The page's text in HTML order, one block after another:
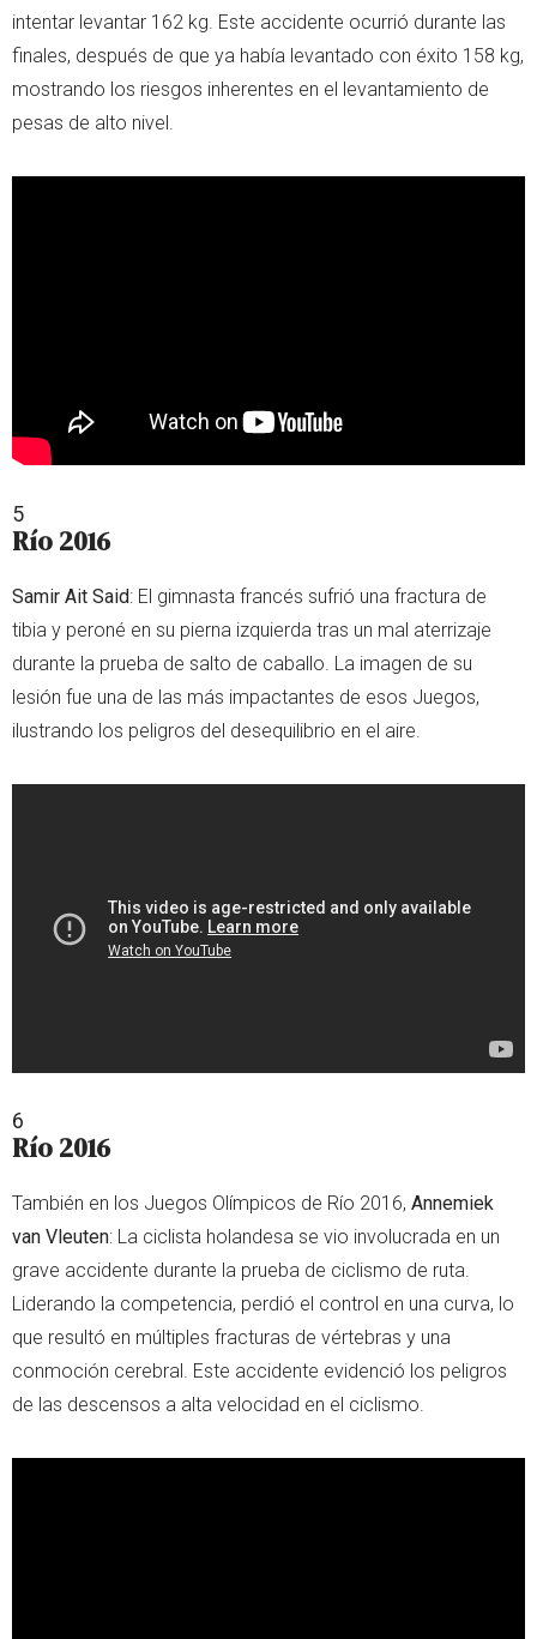
intentar levantar 162 kg. Este accidente ocurrió durante las
finales, después de que ya había levantado con éxito 158 kg,
mostrando los riesgos inherentes en el levantamiento de
pesas de alto nivel.
5
Río 2016
Samir Ait Said: El gimnasta francés sufrió una fractura de
tibia y peroné en su pierna izquierda tras un mal aterrizaje
durante la prueba de salto de caballo. La imagen de su
lesión fue una de las más impactantes de esos Juegos,
ilustrando los peligros del desequilibrio en el aire.
6
Río 2016
También en los Juegos Olímpicos de Río 2016, Annemiek
van Vleuten: La ciclista holandesa se vio involucrada en un
grave accidente durante la prueba de ciclismo de ruta.
Liderando la competencia, perdió el control en una curva, lo
que resultó en múltiples fracturas de vértebras y una
conmoción cerebral. Este accidente evidenció los peligros
de las descensos a alta velocidad en el ciclismo.